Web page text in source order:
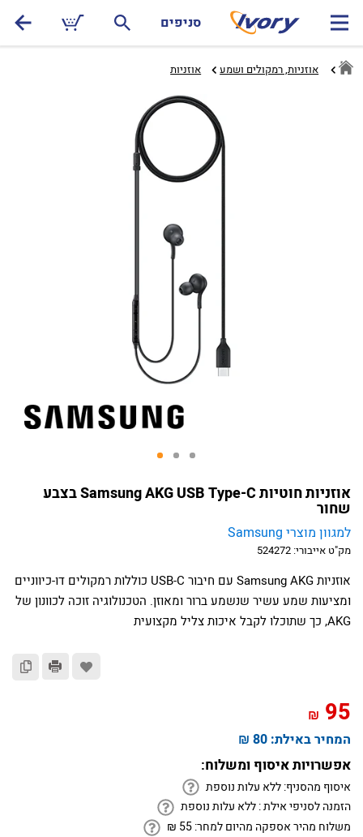
סניפים
אוזניות, רמקולים ושמע אוזניות‏
אוזניות חוטיות Samsung AKG USB Type-C בצבע
שחור
למגוון מוצרי Samsung
מק"ט אייבורי: 524272
אוזניות Samsung AKG עם חיבור USB-C כוללות רמקולים דו-כיווניים
ומציעות שמע עשיר שנשמע ברור ומאוזן. הטכנולוגיה זוכה לכוונון של
AKG, כך שתוכלו לקבל איכות צליל מקצועית
₪
95
₪
המחיר באילת: 80 ₪
אפשרויות איסוף ומשלוח:
איסוף מהסניף:ללא עלות נוספת
הזמנה לסניפי אילת :ללא עלות נוספת
משלוח מהיר אספקה מהיום למחר:
₪ 55